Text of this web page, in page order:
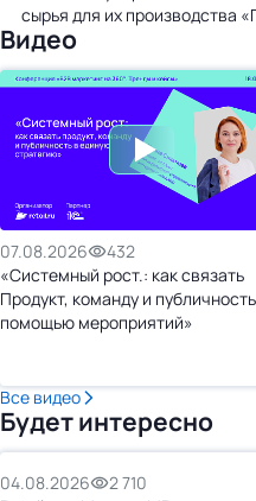
сырья для их производства
Видео
07.08.2026
432
«Системный рост.: как связать
Продукт, команду и
помощью мероприятий»
Все видео
Будет интересно
04.08.2026
2 710